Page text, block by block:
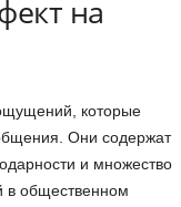
на
которые
Они содержат
и множество
в общественном